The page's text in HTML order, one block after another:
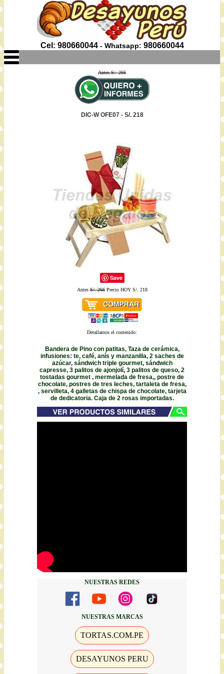
Cel: 980660044- Whatsapp: 980660044
Antes S/. 266
DIC-W OFE07 - S/. 218
Save
AntesS/. 266Precio HOY S/. 218
Detallamos el contenido:
Bandera de Pino con patitas, Taza de cerámica,
infusiones: te, café, anís y manzanilla, 2 saches de
azúcar, sándwich triple gourmet, sándwich
capresse, 3 palitos de ajonjolí, 3 palitos de queso, 2
tostadas gourmet , mermelada de fresa,, postre de
chocolate, postres de tres leches, tartaleta de fresa,
, servilleta, 4 galletas de chispa de chocolate, tarjeta
de dedicatoria. Caja de 2 rosas importadas.
NUESTRAS REDES
NUESTRAS MARCAS
TORTAS.COM.PE
DESAYUNOS PERU